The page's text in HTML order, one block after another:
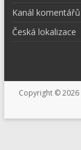
Kanál komentářů
Česká lokalizace
Copyright © 2026